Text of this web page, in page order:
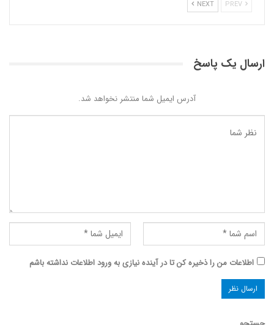
NEXT
ارسال یک پاسخ
آدرس ایمیل شما منتشر نخواهد شد.
اطلاعات من را ذخیره کن تا در آینده نیازی به ورود اطلاعات نداشته باشم